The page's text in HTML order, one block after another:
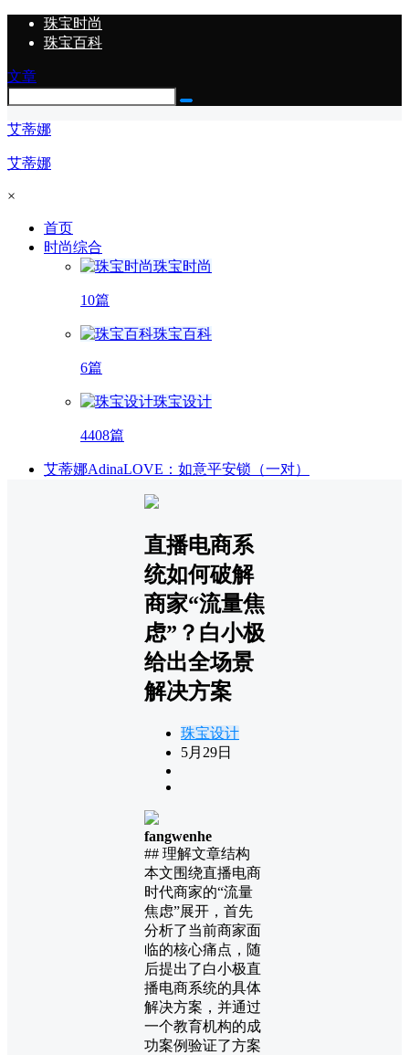
珠宝时尚
珠宝百科
文章
艾蒂娜
艾蒂娜
×
首页
时尚综合
珠宝时尚
10篇
珠宝百科
6篇
珠宝设计
4408篇
艾蒂娜AdinaLOVE：如意平安锁（一对）
直播电商系
统如何破解
商家“流量焦
虑”？白小极
给出全场景
解决方案
珠宝设计
5月29日
fangwenhe
## 理解文章结构
本文围绕直播电商
时代商家的“流量
焦虑”展开，首先
分析了当前商家面
临的核心痛点，随
后提出了白小极直
播电商系统的具体
解决方案，并通过
一个教育机构的成
功案例验证了方案